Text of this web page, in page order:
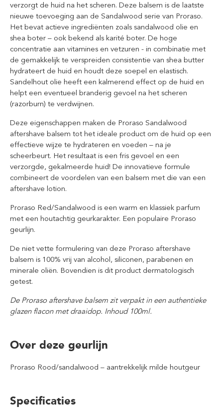
verzorgt de huid na het scheren. Deze balsem is de laatste
nieuwe toevoeging aan de Sandalwood serie van Proraso.
Het bevat actieve ingrediënten zoals sandalwood olie en
shea boter – ook bekend als karité boter. De hoge
concentratie aan vitamines en vetzuren - in combinatie met
de gemakkelijk te verspreiden consistentie van shea butter
hydrateert de huid en houdt deze soepel en elastisch.
Sandelhout olie heeft een kalmerend effect op de huid en
helpt een eventueel branderig gevoel na het scheren
(razorburn) te verdwijnen.
Deze eigenschappen maken de Proraso Sandalwood
aftershave balsem tot het ideale product om de huid op een
effectieve wijze te hydrateren en voeden – na je
scheerbeurt. Het resultaat is een fris gevoel en een
verzorgde, gekalmeerde huid! De innovatieve formule
combineert de voordelen van een balsem met die van een
aftershave lotion.
Proraso Red/Sandalwood is een warm en klassiek parfum
met een houtachtig geurkarakter. Een populaire Proraso
geurlijn.
De niet vette formulering van deze Proraso aftershave
balsem is 100% vrij van alcohol, siliconen, parabenen en
minerale oliën. Bovendien is dit product dermatologisch
getest.
De Proraso aftershave balsem zit verpakt in een authentieke
glazen flacon met draaidop. Inhoud 100ml.
Over deze geurlijn
Proraso Rood/sandalwood – aantrekkelijk milde houtgeur
Specificaties